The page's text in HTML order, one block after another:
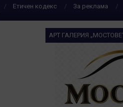
Етичен кодекс За реклама
АРТ ГАЛЕРИЯ